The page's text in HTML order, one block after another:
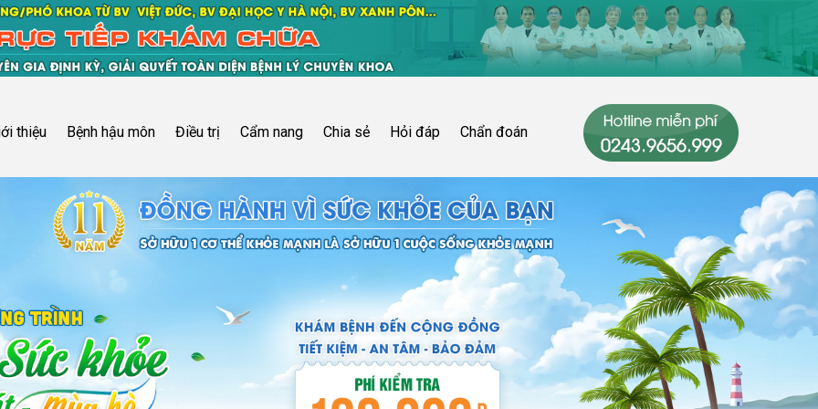
thiệu Bệnh hậu môn Điều trị Cẩm nang Chia sẻ Hỏi đáp Chẩn đoán